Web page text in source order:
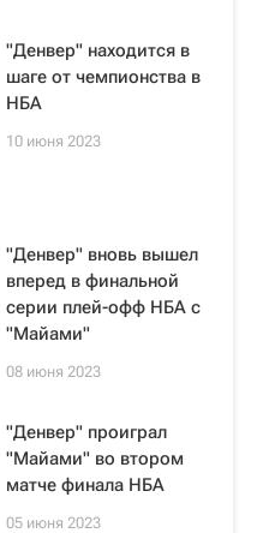
"Денвер" находится в
шаге от чемпионства в
НБА
10 июня 2023
"Денвер" вновь вышел
вперед в финальной
серии плей-офф НБА с
"Майами"
08 июня 2023
"Денвер" проиграл
"Майами" во втором
матче финала НБА
05 июня 2023